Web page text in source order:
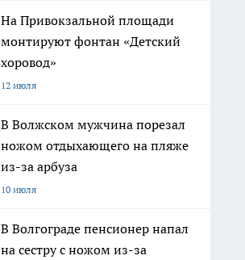
На Привокзальной площади
монтируют фонтан «Детский
хоровод»
12 июля
В Волжском мужчина порезал
ножом отдыхающего на пляже
из-за арбуза
10 июля
В Волгограде пенсионер напал
на сестру с ножом из-за